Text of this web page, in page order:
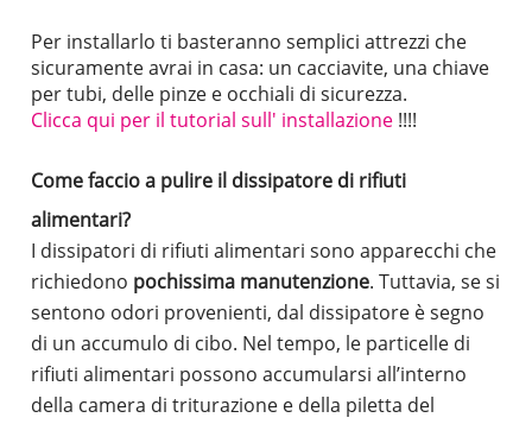
Per installarlo ti basteranno semplici attrezzi che
sicuramente avrai in casa: un cacciavite, una chiave
per tubi, delle pinze e occhiali di sicurezza.
Clicca qui per il tutorial sull' installazione !!!!
Come faccio a pulire il dissipatore di rifiuti
alimentari?
I dissipatori di rifiuti alimentari sono apparecchi che
richiedono pochissima manutenzione. Tuttavia, se si
sentono odori provenienti, dal dissipatore è segno
di un accumulo di cibo. Nel tempo, le particelle di
rifiuti alimentari possono accumularsi all’interno
della camera di triturazione e della piletta del